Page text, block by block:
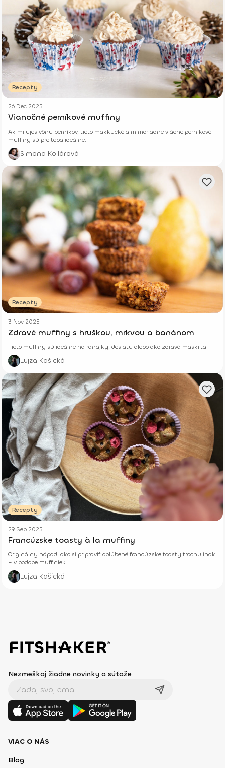
Recepty
26 Dec 2025
Vianočné perníkové muffiny
Ak miluješ vôňu perníkov, tieto mäkkučké a mimoriadne vláčne perníkové
muffiny sú pre teba ideálne.
Simona Kollárová
Recepty
3 Nov 2025
Zdravé muffiny s hruškou, mrkvou a banánom
Tieto muffiny sú ideálne na raňajky, desiatu alebo ako zdravá maškrta
Lujza Kašická
Recepty
29 Sep 2025
Francúzske toasty à la muffiny
Originálny nápad, ako si pripraviť obľúbené francúzske toasty trochu inak
– v podobe muffiniek.
Lujza Kašická
Nezmeškaj žiadne novinky a súťaže
VIAC O NÁS
Blog